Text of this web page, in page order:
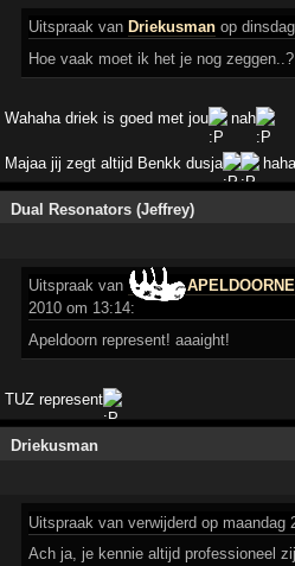
Uitspraak van Driekusman op
Hoe vaak moet ik het je nog
Wahaha driek is goed met jou nah
Majaa jij zegt altijd Benkk dusja
Dual Resonators (Jeffrey)
Uitspraak van
2010 om 13:14:
Apeldoorn represent! aaaight!
TUZ represent
Driekusman
Uitspraak van verwijderd op maandag
Ach ja, je kennie altijd professioneel